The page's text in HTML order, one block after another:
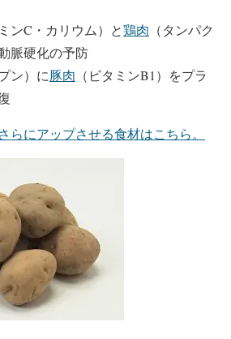
ンC・カリウム）と鶏肉 （タンパク
脈硬化の予防
ン）に豚肉 （ビタミンB1）をプラ
らにアップさせる食材はこちら。